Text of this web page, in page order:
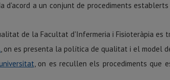
d'acord a un conjunt de procediments
de la Facultat d'Infermeria i Fisioteràpia es
, on es presenta la política de qualitat i el model
, on es recullen els procediments que